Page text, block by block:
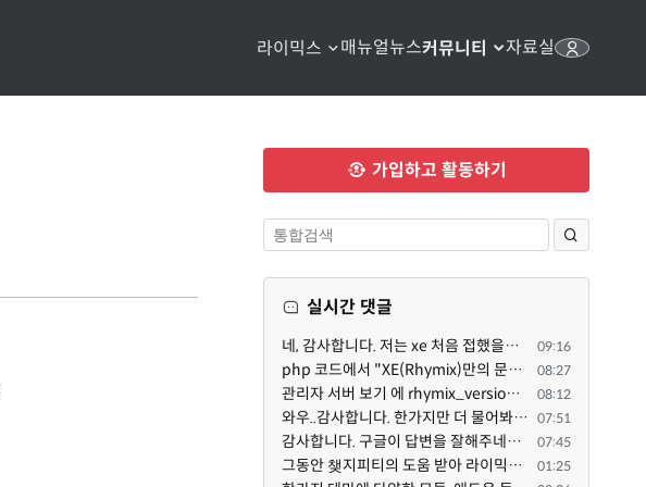
라이믹스 매뉴얼뉴스커뮤니티 자료실
가입하고 활동하기
실시간 댓글
네, 감사합니다. 저는 xe 처음 접했을때 XE 문법으로 만들었다고 해서 xe코드들이 php와 전혀 다른것 같이 ... 09:16
php 코드에서 "XE(Rhymix)만의 문법"이라는건 존재하지도 않고 별도의 인터프리터를 만들지 않는한 쓸 수도 ... 08:27
관리자 서버 보기 에 rhymix_version : 2.1.35 php : 7.4.3 (64-bit) db.type : mysql (innodb, utf8mb4) db... 08:12
와우..감사합니다. 한가지만 더 물어봐도 되겠는지요. Password.php 파일안에 클래스와 함수들은 순수 php ... 07:51
감사합니다. 구글이 답변을 잘해주네요. 저는 지금까지 md5 에 머물러 있었네요. md5는 구석기 알고리즘이 ... 07:45
그동안 챚지피티의 도움 받아 라이믹스 2.1.35 로 업그레이드 잘 한 것은 부인할 수 없는 사실입니다. 그런... 01:25